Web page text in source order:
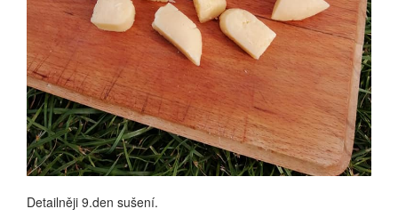
Detailněji 9.den sušení.